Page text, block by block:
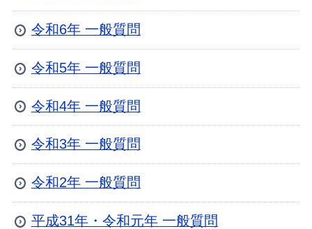
令和6年 一般質問
令和5年 一般質問
令和4年 一般質問
令和3年 一般質問
令和2年 一般質問
平成31年・令和元年 一般質問